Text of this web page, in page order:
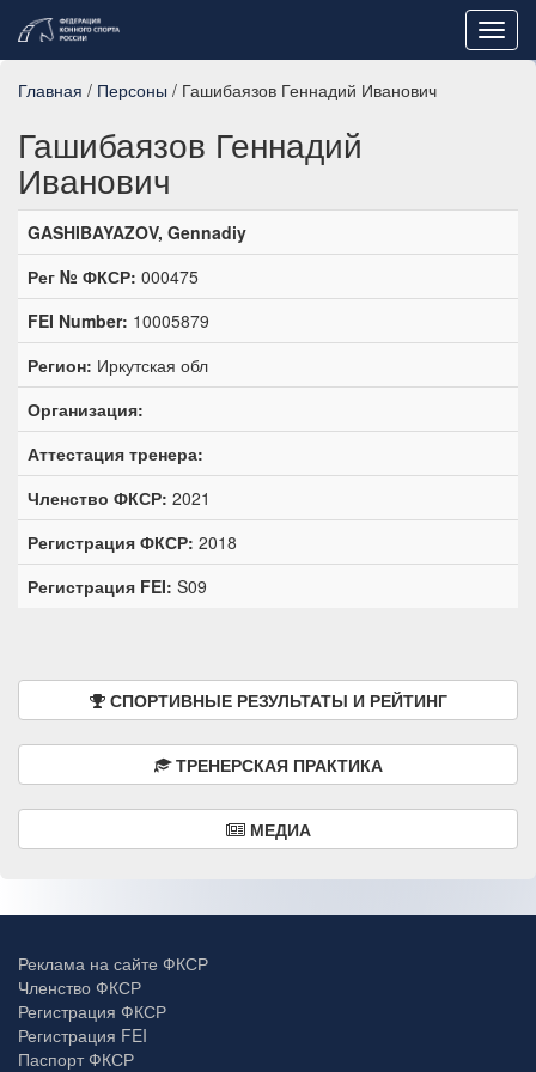
Главная / Персоны / Гашибаязов Геннадий Иванович
Гашибаязов Геннадий
Иванович
GASHIBAYAZOV, Gennadiy
Рег № ФКСР: 000475
FEI Number: 10005879
Регион: Иркутская обл
Организация:
Аттестация тренера:
Членство ФКСР: 2021
Регистрация ФКСР: 2018
Регистрация FEI: S09
СПОРТИВНЫЕ РЕЗУЛЬТАТЫ И РЕЙТИНГ
ТРЕНЕРСКАЯ ПРАКТИКА
МЕДИА
Реклама на сайте ФКСР
Членство ФКСР
Регистрация ФКСР
Регистрация FEI
Паспорт ФКСР